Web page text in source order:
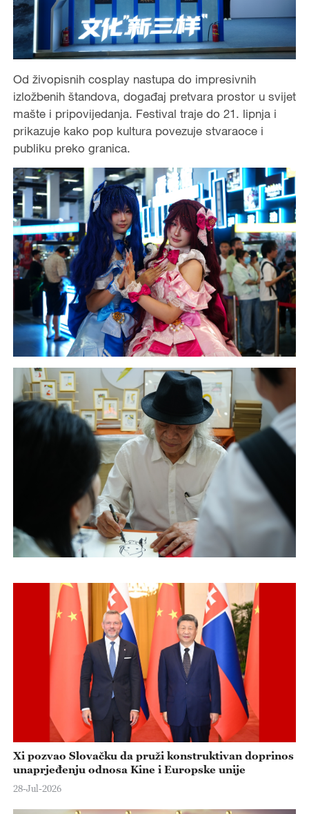
Od živopisnih cosplay nastupa do impresivnih
izložbenih štandova, događaj pretvara prostor u svijet
mašte i pripovijedanja. Festival traje do 21. lipnja i
prikazuje kako pop kultura povezuje stvaraoce i
publiku preko granica.
Xi pozvao Slovačku da pruži konstruktivan doprinos
unaprjeđenju odnosa Kine i Europske unije
28-Jul-2026